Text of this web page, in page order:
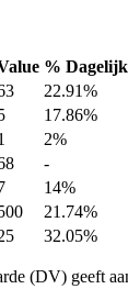
%
22.91%
17.86%
2%
-
14%
21.74%
32.05%
(DV) geeft